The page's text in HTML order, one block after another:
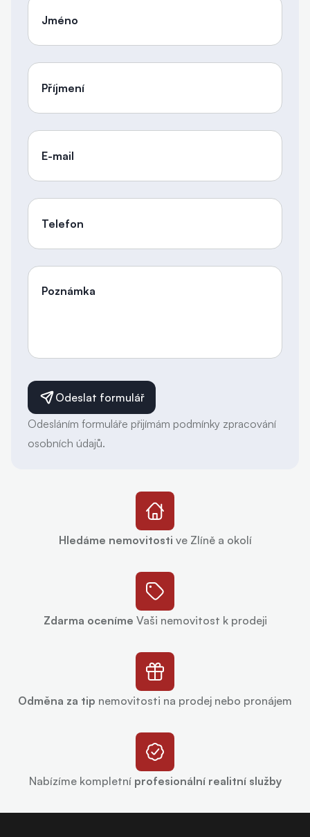
Jméno
Příjmení
E-mail
Telefon
Poznámka
Odeslat formulář
Odesláním formuláře přijímám podmínky zpracování
osobních údajů.
Hledáme nemovitosti ve Zlíně a okolí
Zdarma oceníme Vaši nemovitost k prodeji
Odměna za tip nemovitosti na prodej nebo pronájem
Nabízíme kompletní profesionální realitní služby